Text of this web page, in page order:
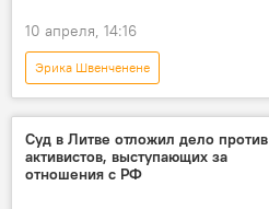
10 апреля, 14:16
Эрика Швенченене
В Литве
9 Мая
День Победы
Суд в Литве отложил дело против
активистов, выступающих за
отношения с РФ